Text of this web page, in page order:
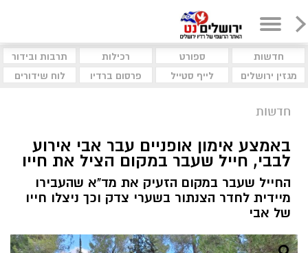
חדשות ספורט רכילות
תרבות ובידור
מגזין ירושלים
לייף סטייל פרסום ברדיו לוח שידורים
חדשות
באמצע אימון אופניים עבר אבי אירוע
לבבי, חייל שעבר במקום הציל את חייו
החייל שעבר במקום הזעיק את מד"א שהעבירו
מיידית לחדר הצנתור בשערי צדק וכך ניצלו חייו
של אבי